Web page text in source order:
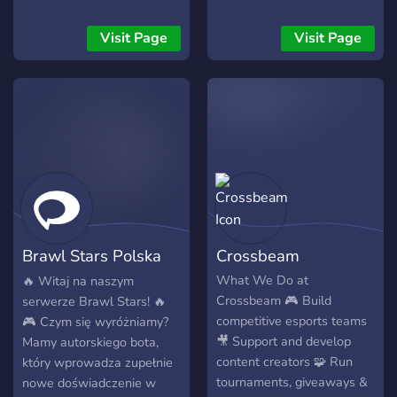
defenders. All
cosmetic/QoL — never
start. Come build. 🎮
client.connect
play.betterrust.net:28015 🌐
betterrust.net · 💬
discord.gg/hjRZCj4kyu
Visit Page Visit Page
Brawl Stars Polska
Community
🔥 Witaj na naszym
serwerze Brawl Stars! 🔥
🎮 Czym się wyróżniamy?
Mamy autorskiego bota,
który wprowadza zupełnie
nowe doświadczenie w
Crossbeam
What We Do at
Crossbeam 🎮 Build
competitive esports teams
🎥 Support and develop
content creators 🧩 Run
tournaments, giveaways &